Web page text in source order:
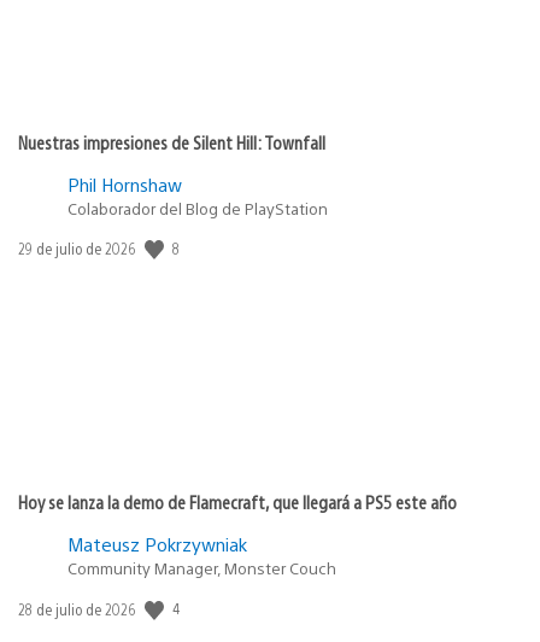
Nuestras impresiones de Silent Hill: Townfall
Phil Hornshaw
Colaborador del Blog de PlayStation
Fecha
29 de julio de 2026 8
Hoy se lanza la demo de Flamecraft, que llegará a PS5 este año
Mateusz Pokrzywniak
Community Manager, Monster Couch
Fecha
28 de julio de 2026 4